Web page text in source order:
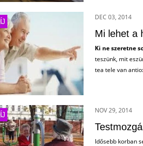
DEC 03, 2014
Mi lehet a
Ki ne szeretne
teszünk, mit
tea tele van
NOV 29, 2014
Idősebb korban